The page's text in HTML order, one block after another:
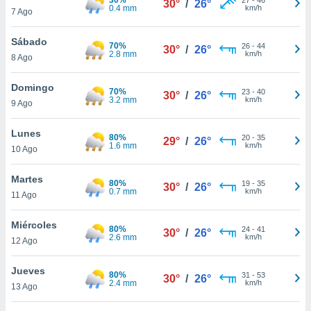
más
nuestra
y
de
disponible
cookies
aceptar
7 Ago
0.4 mm
30° / 26°
km/h
Sábado
8 Ago
70%
2.8 mm
30° / 26° 26- 44
km/h
Domingo
9 Ago
70%
3.2 mm
30° / 26° 23- 40
km/h
Lunes
10 Ago
80%
1.6 mm
29° / 26° 20- 35
km/h
Martes
11 Ago
80%
0.7 mm
30° / 26° 19- 35
km/h
Miércoles
12 Ago
80%
2.6 mm
30° / 26° 24- 41
km/h
Jueves
13 Ago
80%
2.4 mm
30° / 26° 31 - 53
km/h